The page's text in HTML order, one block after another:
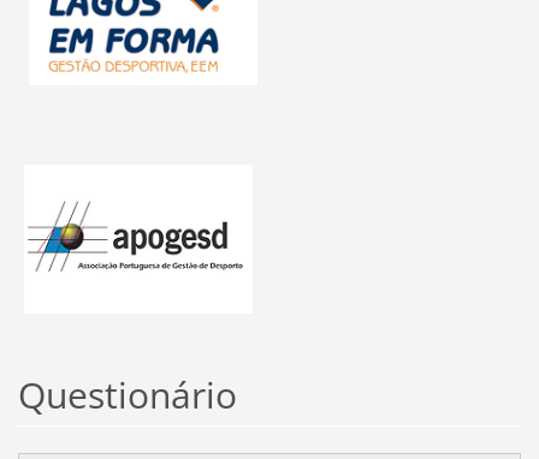
Questionário